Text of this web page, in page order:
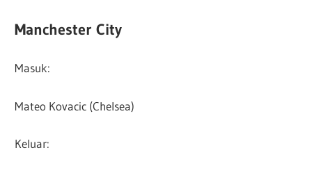
Manchester City
Masuk:
Mateo Kovacic (Chelsea)
Keluar: